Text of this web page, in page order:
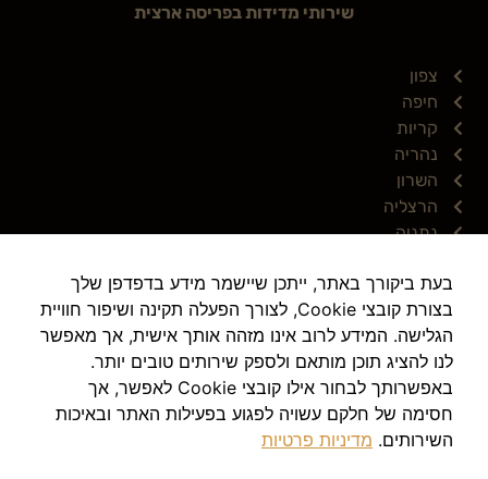
שירותי מדידות בפריסה ארצית
צפון
חיפה
קריות
נהריה
השרון
הרצליה
נתניה
תל אביב
דרום
באר שבע
ירושלים
בעת ביקורך באתר, ייתכן שיישמר מידע בדפדפן שלך
בצורת קובצי Cookie, לצורך הפעלה תקינה ושיפור חוויית
הגלישה. המידע לרוב אינו מזהה אותך אישית, אך מאפשר
לנו להציג תוכן מותאם ולספק שירותים טובים יותר.
באפשרותך לבחור אילו קובצי Cookie לאפשר, אך
חסימה של חלקם עשויה לפגוע בפעילות האתר ובאיכות
השירותים. מדיניות פרטיות